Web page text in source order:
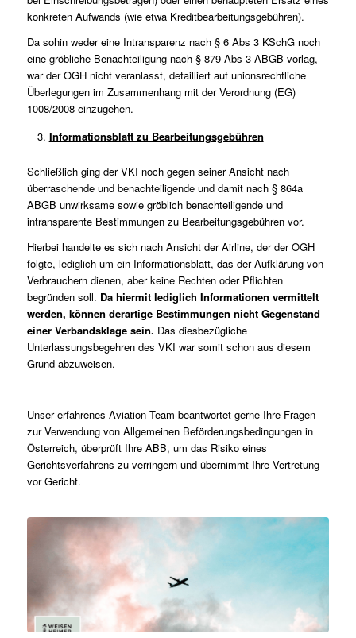
konkreten Aufwands (wie etwa Kreditbearbeitungsgebühren).
Da sohin weder eine Intransparenz nach § 6 Abs 3 KSchG noch
eine gröbliche Benachteiligung nach § 879 Abs 3 ABGB vorlag,
war der OGH nicht veranlasst, detailliert auf unionsrechtliche
Überlegungen im Zusammenhang mit der Verordnung (EG)
1008/2008 einzugehen.
Informationsblatt zu Bearbeitungsgebühren
Schließlich ging der VKI noch gegen seiner Ansicht nach
überraschende und benachteiligende und damit nach § 864a
ABGB unwirksame sowie gröblich benachteiligende und
intransparente Bestimmungen zu Bearbeitungsgebühren vor.
Hierbei handelte es sich nach Ansicht der Airline, der der OGH
folgte, lediglich um ein Informationsblatt, das der Aufklärung von
Verbrauchern dienen, aber keine Rechten oder Pflichten
begründen soll. Da hiermit lediglich Informationen vermittelt
werden, können derartige Bestimmungen nicht Gegenstand
einer Verbandsklage sein. Das diesbezügliche
Unterlassungsbegehren des VKI war somit schon aus diesem
Grund abzuweisen.
Unser erfahrenes Aviation Team beantwortet gerne Ihre Fragen
zur Verwendung von Allgemeinen Beförderungsbedingungen in
Österreich, überprüft Ihre ABB, um das Risiko eines
Gerichtsverfahrens zu verringern und übernimmt Ihre Vertretung
vor Gericht.